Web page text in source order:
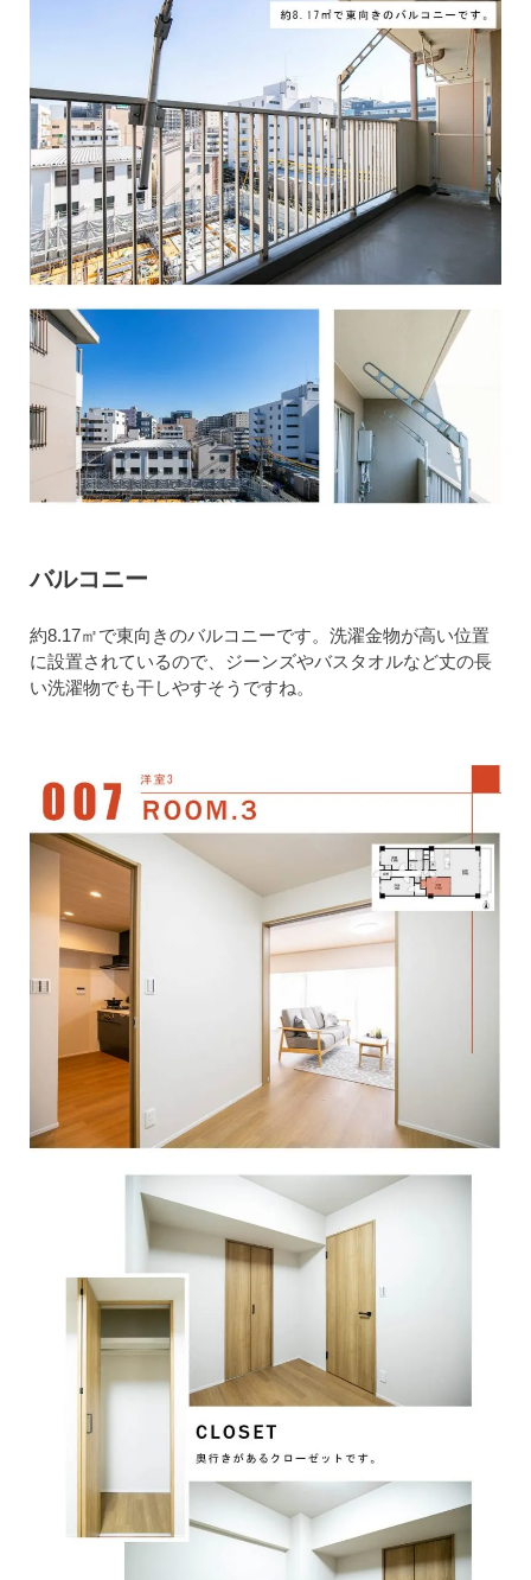
バルコニー
約8.17㎡で東向きのバルコニーです。洗濯金物が高い位置
に設置されているので、ジーンズやバスタオルなど丈の長
い洗濯物でも干しやすそうですね。